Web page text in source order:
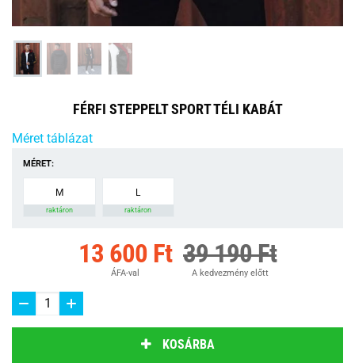
FÉRFI STEPPELT SPORT TÉLI KABÁT
Méret táblázat
MÉRET:
M
raktáron
L
raktáron
13 600 Ft
ÁFA-val
39 190 Ft
A kedvezmény előtt
KOSÁRBA